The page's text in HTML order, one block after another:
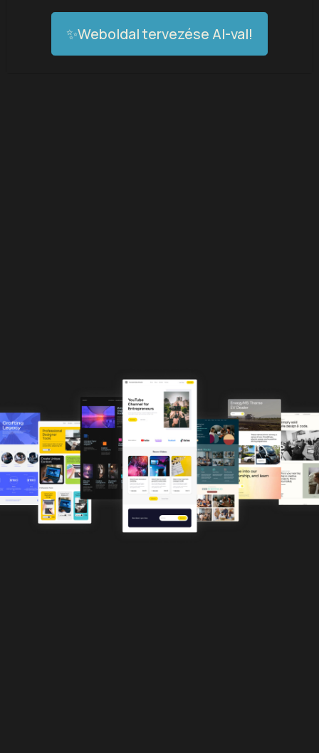
✨Weboldal tervezése AI-val!